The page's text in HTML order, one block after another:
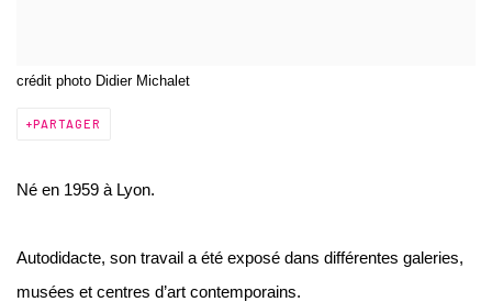
crédit photo Didier Michalet
PARTAGER
Né en 1959 à Lyon.
Autodidacte, son travail a été exposé dans différentes galeries,
musées et centres d’art contemporains.